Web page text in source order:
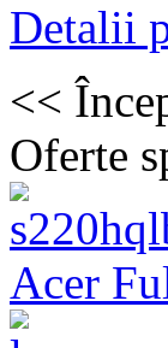
Detalii
<<
Oferte
Acer